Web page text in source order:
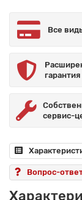
Все
гарантия
сервис-
Вопрос-